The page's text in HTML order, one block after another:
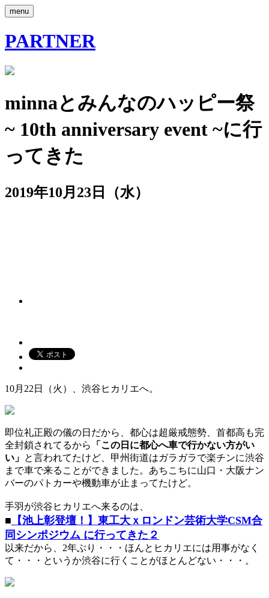
menu
PARTNER
minnaとみんなのハッピー祭
~ 10th anniversary event ~に行
ってきた
2019年10月23日（水）
10月22日（火）、渋谷ヒカリエへ。
即位礼正殿の儀の日だから、都心は超厳戒態勢、首都高も完
全封鎖されてるから
「この日に都心へ車で行かない方がい
い」 と言われてたけど、甲州街道はガラガラで楽チンに渋谷
まで車で来ることができました。あちこちに山口・大阪ナン
バーのパトカーや機動車が止まってたけど。
手羽が渋谷ヒカリエへ来るのは、
■ 【池上彰登壇！】東工大ｘロンドン芸術大学CSM合
同シンポジウム に行ってきた２
以来だから、2年ぶり・・・ほんとヒカリエには用事がなく
て・・・というか渋谷に行くことがほとんどない・・・。